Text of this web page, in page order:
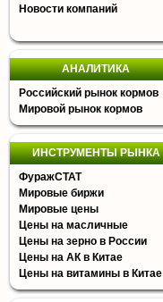
Новости компаний
АНАЛИТИКА
Российский рынок кормов
Мировой рынок кормов
ИНСТРУМЕНТЫ РЫНКА
ФуражСТАТ
Мировые биржи
Мировые цены
Цены на масличные
Цены на зерно в России
Цены на АК в Китае
Цены на витамины в Китае